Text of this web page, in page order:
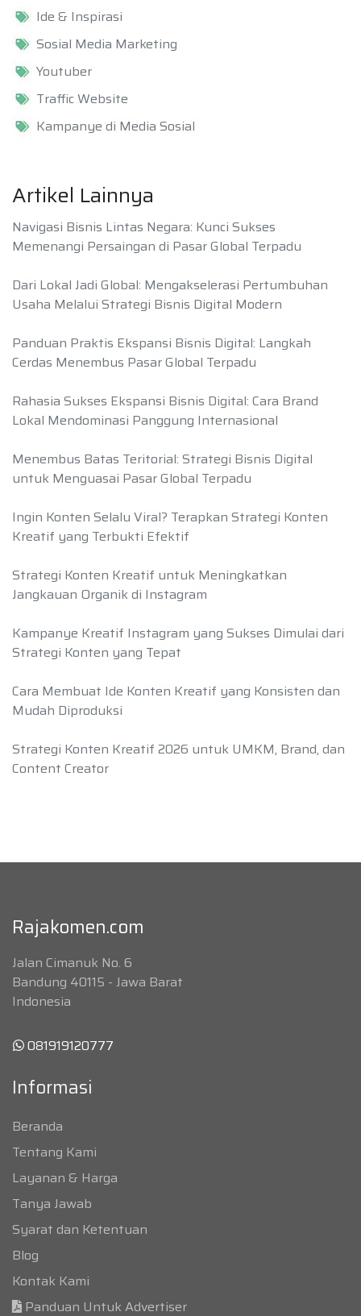
Ide & Inspirasi
Sosial Media Marketing
Youtuber
Traffic Website
Kampanye di Media Sosial
Artikel Lainnya
Navigasi Bisnis Lintas Negara: Kunci Sukses
Memenangi Persaingan di Pasar Global Terpadu
Dari Lokal Jadi Global: Mengakselerasi Pertumbuhan
Usaha Melalui Strategi Bisnis Digital Modern
Panduan Praktis Ekspansi Bisnis Digital: Langkah
Cerdas Menembus Pasar Global Terpadu
Rahasia Sukses Ekspansi Bisnis Digital: Cara Brand
Lokal Mendominasi Panggung Internasional
Menembus Batas Teritorial: Strategi Bisnis Digital
untuk Menguasai Pasar Global Terpadu
Ingin Konten Selalu Viral? Terapkan Strategi Konten
Kreatif yang Terbukti Efektif
Strategi Konten Kreatif untuk Meningkatkan
Jangkauan Organik di Instagram
Kampanye Kreatif Instagram yang Sukses Dimulai dari
Strategi Konten yang Tepat
Cara Membuat Ide Konten Kreatif yang Konsisten dan
Mudah Diproduksi
Strategi Konten Kreatif 2026 untuk UMKM, Brand, dan
Content Creator
Rajakomen.com
Jalan Cimanuk No. 6
Bandung 40115 - Jawa Barat
Indonesia
081919120777
Informasi
Beranda
Tentang Kami
Layanan & Harga
Tanya Jawab
Syarat dan Ketentuan
Blog
Kontak Kami
Panduan Untuk Advertiser